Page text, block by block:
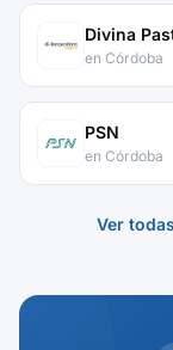
Divina
en Córdoba
PSN
en Córdoba
Ver